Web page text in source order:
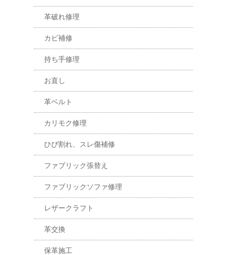
革破れ修理
カビ補修
持ち手修理
お直し
革ベルト
カリモク修理
ひび割れ、スレ傷補修
ファブリック張替え
ファブリックソファ修理
レザークラフト
革交換
保革施工